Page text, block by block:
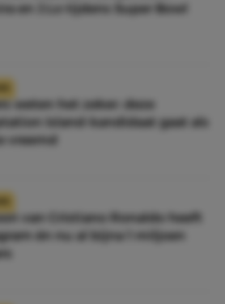
en J.Lo tijdens Super Bowl
weten het zeker: deze
Island-kandidaat gaat als
vreemd
van Cristiano Ronaldo heeft
én nu al bijna 1 miljoen